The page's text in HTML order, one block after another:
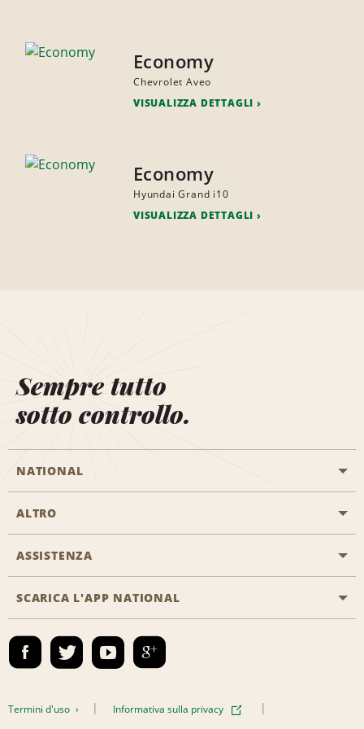
Economy
Chevrolet Aveo
VISUALIZZA DETTAGLI
Economy
Hyundai Grand i10
VISUALIZZA DETTAGLI
Sempre tutto
sotto controllo.
NATIONAL
Inizia una prenotazione
Programmi business
Emerald Club Accedi
ALTRO
Offerte di lavoro
ASSISTENZA
Accessibilità
Contatti
SCARICA L'APP NATIONAL
Termini d'uso Informativa sulla privacy